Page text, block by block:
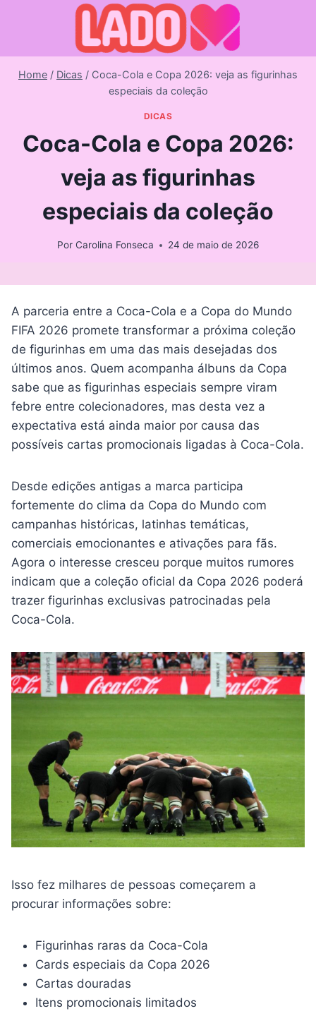
Home / Dicas / Coca-Cola e Copa 2026: veja as figurinhas
especiais da coleção
DICAS
Coca-Cola e Copa 2026:
veja as figurinhas
especiais da coleção
Por Carolina Fonseca 24 de maio de 2026
A parceria entre a Coca-Cola e a Copa do Mundo
FIFA 2026 promete transformar a próxima coleção
de figurinhas em uma das mais desejadas dos
últimos anos. Quem acompanha álbuns da Copa
sabe que as figurinhas especiais sempre viram
febre entre colecionadores, mas desta vez a
expectativa está ainda maior por causa das
possíveis cartas promocionais ligadas à Coca-Cola.
Desde edições antigas a marca participa
fortemente do clima da Copa do Mundo com
campanhas históricas, latinhas temáticas,
comerciais emocionantes e ativações para fãs.
Agora o interesse cresceu porque muitos rumores
indicam que a coleção oficial da Copa 2026 poderá
trazer figurinhas exclusivas patrocinadas pela
Coca-Cola.
Isso fez milhares de pessoas começarem a
procurar informações sobre:
Figurinhas raras da Coca-Cola
Cards especiais da Copa 2026
Cartas douradas
Itens promocionais limitados